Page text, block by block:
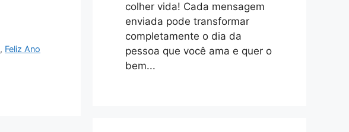
, Feliz Ano
colher vida! Cada mensagem
enviada pode transformar
completamente o dia da
pessoa que você ama e quer o
bem...